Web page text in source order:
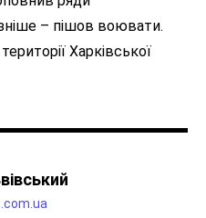
– пішов воювати.
Харківської